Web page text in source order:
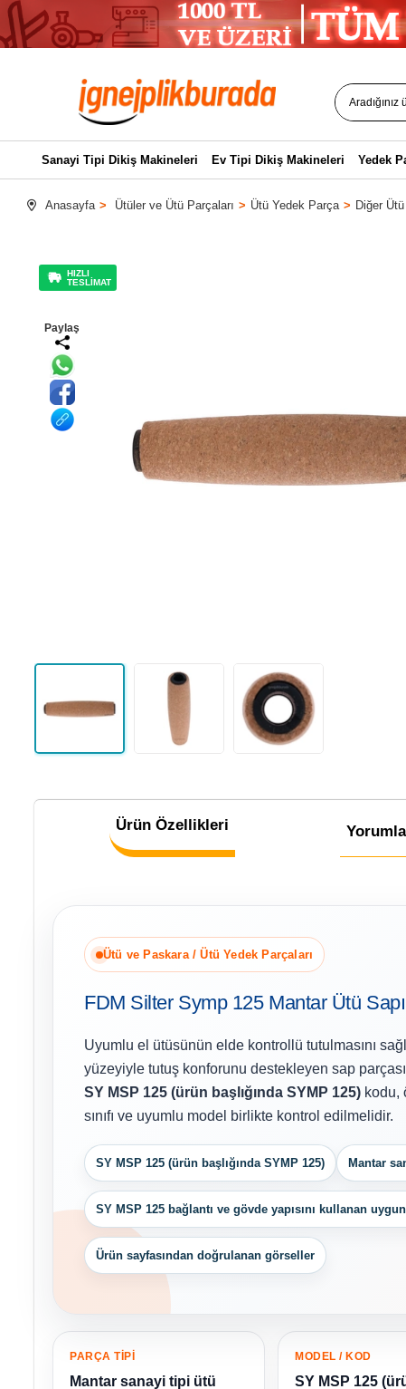
Sanayi Tipi Dikiş Makineleri Ev Tipi Dikiş Makineleri Yedek
Anasayfa Ütüler ve Ütü Parçaları Ütü Yedek Parça Diğer
HIZLI
TESLİMAT
Paylaş
Ürün Özellikleri
Ütü ve Paskara / Ütü Yedek Parçaları
FDM Silter Symp 125 Mantar Ütü Sapı
Uyumlu el ütüsünün elde kontrollü tutulmasını
yüzeyiyle tutuş konforunu destekleyen sap
SY MSP 125 (ürün başlığında SYMP 125) kodu,
sınıfı ve uyumlu model birlikte kontrol edilmelidir.
SY MSP 125 (ürün başlığında SYMP 125) Mantar
SY MSP 125 bağlantı ve gövde yapısını kullanan
Ürün sayfasından doğrulanan görseller
PARÇA TİPİ
Mantar sanayi tipi ütü
MODEL / KOD
SY MSP 125